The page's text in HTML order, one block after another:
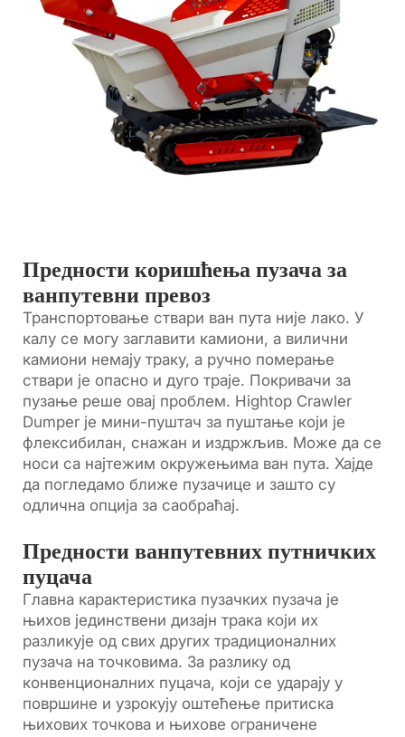
Предности коришћења пузача за
ванпутевни превоз
Транспортовање ствари ван пута није лако. У
калу се могу заглавити камиони, а вилични
камиони немају траку, а ручно померање
ствари је опасно и дуго траје. Покривачи за
пузање реше овај проблем. Hightop Crawler
Dumper је мини-пуштач за пуштање који је
флексибилан, снажан и издржљив. Може да се
носи са најтежим окружењима ван пута. Хајде
да погледамо ближе пузачице и зашто су
одлична опција за саобраћај.
Предности ванпутевних путничких
пуцача
Главна карактеристика пузачких пузача је
њихов јединствени дизајн трака који их
разликује од свих других традиционалних
пузача на точковима. За разлику од
конвенционалних пуцача, који се ударају у
површине и узрокују оштећење притиска
њихових точкова и њихове ограничене